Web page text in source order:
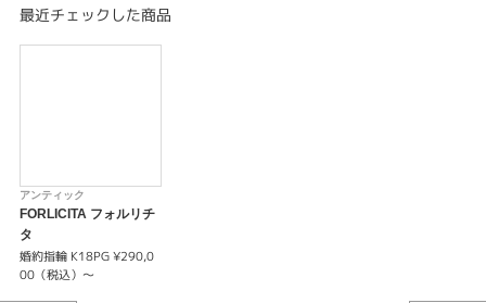
最近チェックした商品
アンティック
FORLICITA フォルリチ
タ
婚約指輪 K18PG ¥290,0
00（税込）～